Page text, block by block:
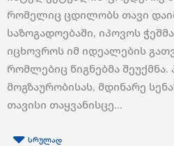
რომელიც ცდილობს თავი
საზოგადოებაში, იპოვოს
იცხოვროს იმ იდეალების
რომლებიც წიგნებმა შეუქმნა.
მოგზაურობისას, მდინარე
თავისი თაყვანისცე...
სრულად